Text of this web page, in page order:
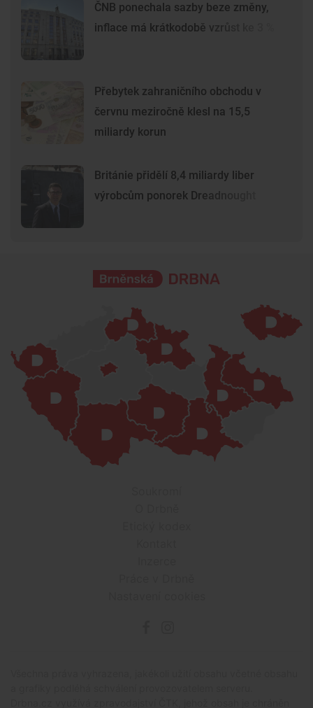
ČNB ponechala sazby beze změny,
inflace má krátkodobě vzrůst ke 3 %
Přebytek zahraničního obchodu v
červnu meziročně klesl na 15,5
miliardy korun
Británie přidělí 8,4 miliardy liber
výrobcům ponorek Dreadnought